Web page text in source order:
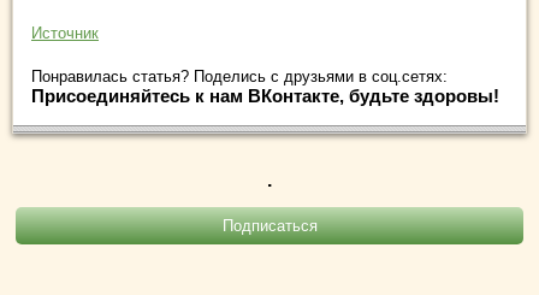
Источник
Понравилась статья? Поделись с друзьями в соц.сетях:
Присоединяйтесь к нам ВКонтакте, будьте здоровы!
.